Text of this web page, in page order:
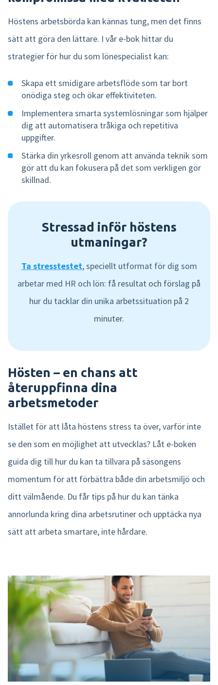
Höstens arbetsbörda kan kännas tung, men det finns
sätt att göra den lättare. I vår e-bok hittar du
strategier för hur du som lönespecialist kan:
Skapa ett smidigare arbetsflöde som tar bort
onödiga steg och ökar effektiviteten.
Implementera smarta systemlösningar som hjälper
dig att automatisera tråkiga och repetitiva
uppgifter.
Stärka din yrkesroll genom att använda teknik som
gör att du kan fokusera på det som verkligen gör
skillnad.
Stressad inför höstens
utmaningar?
Ta stresstestet,speciellt utformat för dig som
arbetar med HR och lön: få resultat och förslag på
hur du tacklar din unika arbetssituation på 2
minuter.
Hösten – en chans att
återuppfinna dina
arbetsmetoder
Istället för att låta höstens stress ta över, varför inte
se den som en möjlighet att utvecklas? Låt e-boken
guida dig till hur du kan ta tillvara på säsongens
momentum för att förbättra både din arbetsmiljö och
ditt välmående. Du får tips på hur du kan tänka
annorlunda kring dina arbetsrutiner och upptäcka nya
sätt att arbeta smartare, inte hårdare.